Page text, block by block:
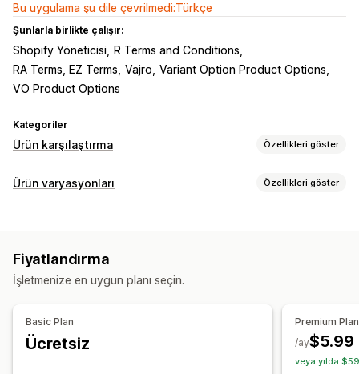
Bu uygulama şu dile çevrilmedi:Türkçe
Şunlarla birlikte çalışır:
Shopify Yöneticisi
R Terms and Conditions
RA Terms, EZ Terms Vajro Variant Option Product Options
VO Product Options
Kategoriler
Ürün karşılaştırma Özellikleri göster
Karşılaştırma araçları
Görüntüleme seçenekleri
Özel metin
Kayan çizelge
Birim dönüşümü
Ürün varyasyonları Özellikleri göster
Beden çizelgeleri
Fiyatlandırma
İşletmenize en uygun planı seçin.
Basic Plan
Ücretsiz
Premium Plan
$5.99
/ay
veya yılda